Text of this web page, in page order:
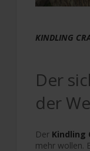
KINDLING
Der
der
Der Kindling
mehr wollen.